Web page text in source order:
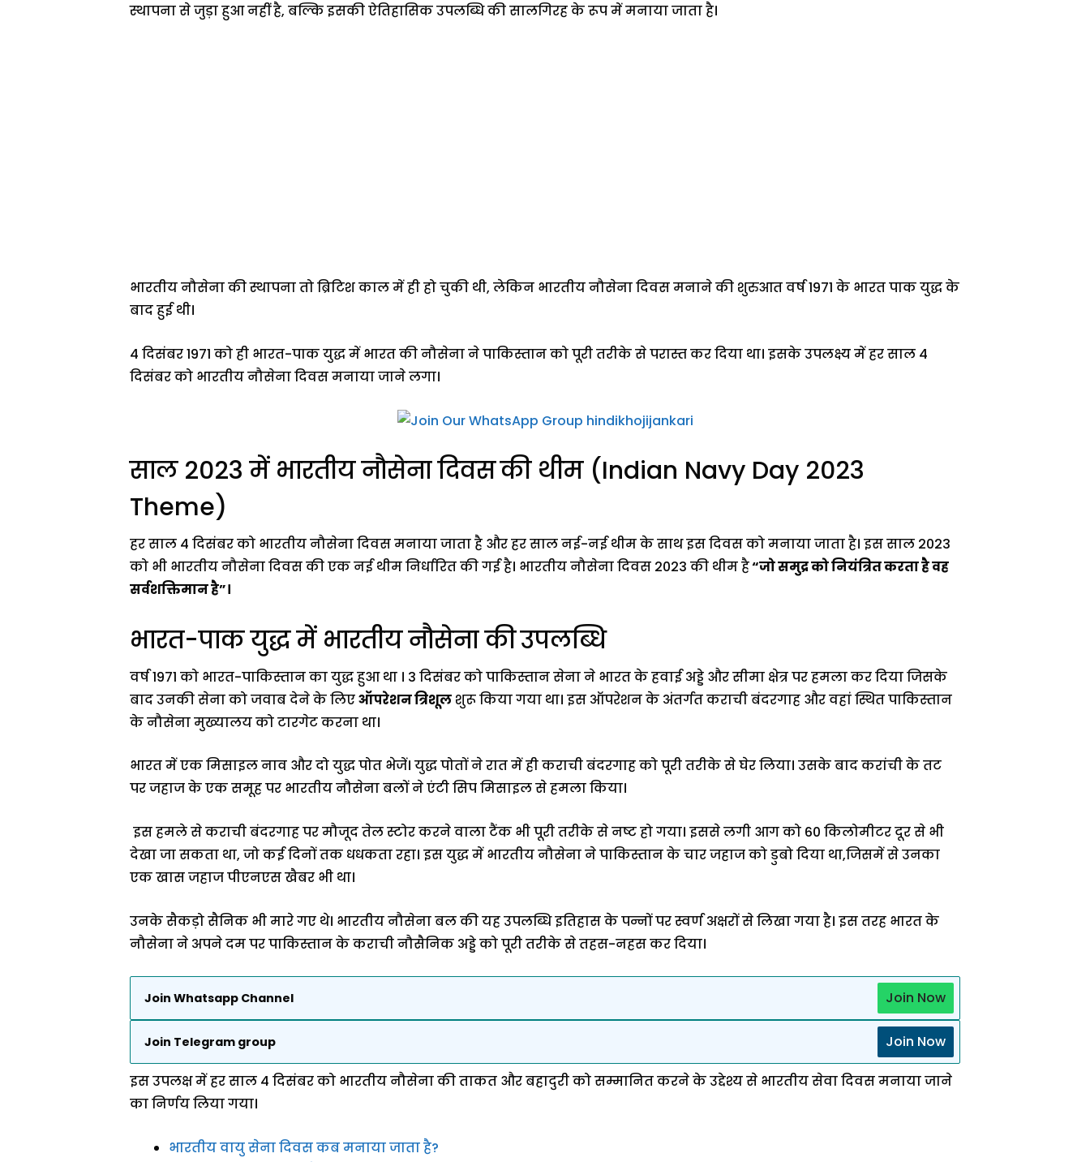
स्थापना से जुड़ा हुआ नहीं है, बल्कि इसकी ऐतिहासिक उपलब्धि की सालगिरह के रूप में मनाया जाता है।
भारतीय नौसेना की स्थापना तो ब्रिटिश काल में ही हो चुकी थी, लेकिन भारतीय नौसेना दिवस मनाने की शुरुआत वर्ष 1971 के भारत पाक युद्ध के
बाद हुई थी।
4 दिसंबर 1971 को ही भारत-पाक युद्ध में भारत की नौसेना ने पाकिस्तान को पूरी तरीके से परास्त कर दिया था। इसके उपलक्ष्य में हर साल 4
दिसंबर को भारतीय नौसेना दिवस मनाया जाने लगा।
साल 2023 में भारतीय नौसेना दिवसकी थीम (Indian Navy Day 2023
Theme)
हर साल 4 दिसंबर को भारतीय नौसेना दिवस मनाया जाता है और हर साल नई-नई थीम के साथ इस दिवस को मनाया जाता है। इस साल 2023
को भी भारतीय नौसेना दिवस की एक नई थीम निर्धारित की गई है। भारतीय नौसेना दिवस 2023 की थीम है“जो समुद्र को नियंत्रित करता है वह
सर्वशक्तिमान है”।
भारत-पाक युद्ध में भारतीय नौसेना कीउपलब्धि
वर्ष 1971 को भारत-पाकिस्तान का युद्ध हुआ था । 3 दिसंबर को पाकिस्तान सेना ने भारत के हवाई अड्डे और सीमा क्षेत्र पर हमला कर दिया जिसके
बाद उनकी सेना को जवाब देने के लिएऑपरेशन त्रिशूल शुरू किया गया था। इस ऑपरेशन के अंतर्गत कराची बंदरगाह और वहां स्थित पाकिस्तान
के नौसेना मुख्यालय को टारगेट करना था।
भारत में एक मिसाइल नाव और दो युद्ध पोत भेजें। युद्ध पोतों ने रात में ही कराची बंदरगाह को पूरी तरीके से घेर लिया। उसके बाद करांची के तट
पर जहाज के एक समूह पर भारतीय नौसेना बलों ने एंटी सिप मिसाइल से हमला किया।
इस हमले से कराची बंदरगाह पर मौजूद तेल स्टोर करने वाला टैंक भी पूरी तरीके से नष्ट हो गया। इससे लगी आग को 60 किलोमीटर दूर से भी
देखा जा सकता था, जो कई दिनों तक धधकता रहा। इस युद्ध में भारतीय नौसेना ने पाकिस्तान के चार जहाज को डुबो दिया था,जिसमें से उनका
एक खास जहाज पीएनएस खैबर भी था।
उनके सैकड़ो सैनिक भी मारे गए थे। भारतीय नौसेना बल की यह उपलब्धि इतिहास के पन्नों पर स्वर्ण अक्षरों से लिखा गया है। इस तरह भारत के
नौसेना ने अपने दम पर पाकिस्तान के कराची नौसैनिक अड्डे को पूरी तरीके से तहस-नहस कर दिया।
Join Whatsapp Channel Join Now
Join Telegram group Join Now
इस उपलक्ष में हर साल 4 दिसंबर को भारतीय नौसेना की ताकत और बहादुरी को सम्मानित करने के उद्देश्य से भारतीय सेवा दिवस मनाया जाने
का निर्णय लिया गया।
भारतीय वायु सेना दिवस कब मनाया जाता है?